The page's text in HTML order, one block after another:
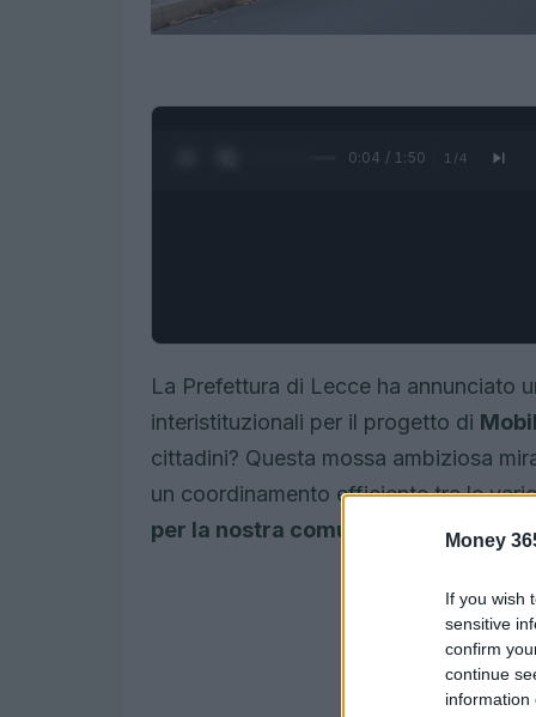
Money
If you wish
sensitive
confirm
continue
information
0:05 / 1:50 1 /4
La Prefettura di Lecce ha annunciato
interistituzionali per il progetto di
cittadini? Questa mossa ambiziosa
un coordinamento efficiente tra le
per la nostra comunità.